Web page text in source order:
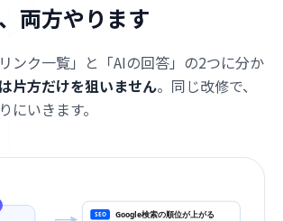
両方やります
ンク一覧」と「AIの回答」の2つに分か
片方だけを狙いません。同じ改修で、
にいきます。
SEO Google検索の順位が上がる